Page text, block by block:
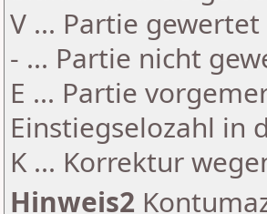
V ... Partie
- ... Partie nicht
E ... Partie
Einstiegselozahl in
K ... Korrektur
Hinweis2